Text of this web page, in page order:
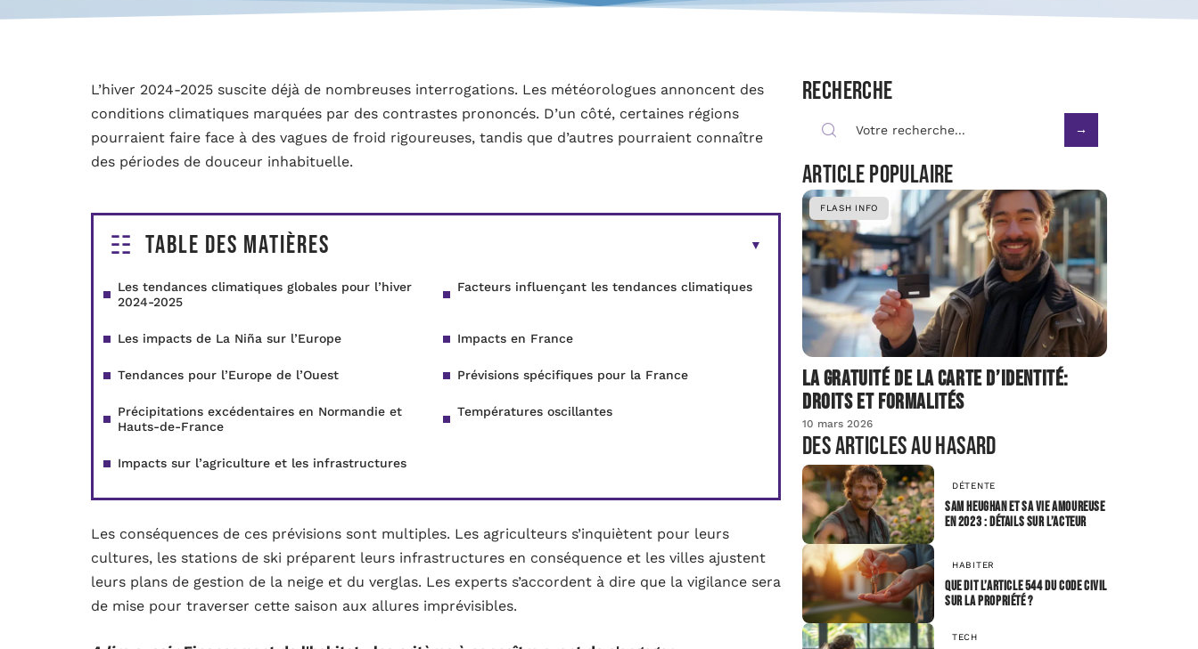
L’hiver 2024-2025 suscite déjà de nombreuses interrogations. Les météorologues annoncent des
conditions climatiques marquées par des contrastes prononcés. D’un côté, certaines régions
pourraient faire face à des vagues de froid rigoureuses, tandis que d’autres pourraient connaître
des périodes de douceur inhabituelle.
Table des matières
Les tendances climatiques globales pour l’hiver
2024-2025
Facteurs influençant les tendances climatiques
Les impacts de La Niña sur l’Europe Impacts en France
Tendances pour l’Europe de l’Ouest Prévisions spécifiques pour la France
Précipitations excédentaires en Normandie et
Hauts-de-France
Températures oscillantes
Impacts sur l’agriculture et les infrastructures
Les conséquences de ces prévisions sont multiples. Les agriculteurs s’inquiètent pour leurs
cultures, les stations de ski préparent leurs infrastructures en conséquence et les villes ajustent
leurs plans de gestion de la neige et du verglas. Les experts s’accordent à dire que la vigilance sera
de mise pour traverser cette saison aux allures imprévisibles.
Recherche
Article populaire
FLASH INFO
La gratuité de la carte d’identité:
droits et formalités
10 mars 2026
Des articles au hasard
DÉTENTE
Sam Heughan et sa vie amoureuse
en 2023 : Détails sur l’acteur
HABITER
Que dit l’article 544 du Code civil
sur la propriété ?
TECH